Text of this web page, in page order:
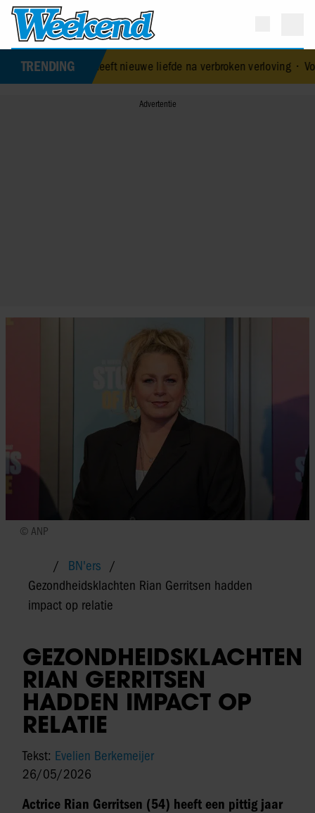
TRENDING
heeft nieuwe liefde na verbroken verloving•Voormalig prins
© ANP
BN'ers
Gezondheidsklachten Rian Gerritsen hadden
impact op relatie
GEZONDHEIDSKLACHTEN
RIAN GERRITSEN
HADDEN IMPACT OP
RELATIE
Tekst: Evelien Berkemeijer
26/05/2026
Actrice Rian Gerritsen (54) heeft een pittig jaar